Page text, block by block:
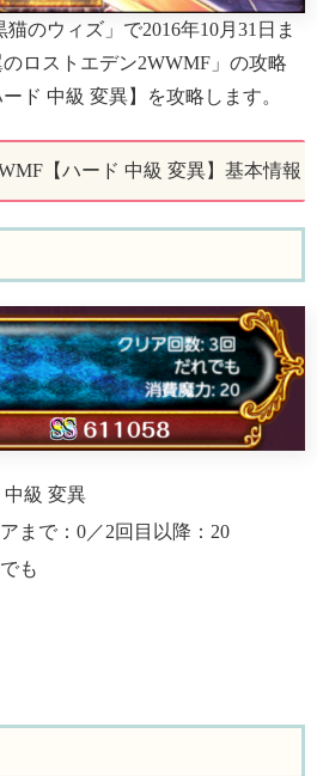
のウィズ」で2016年10月31日ま
ロストエデン2WWMF」の攻略
ド 中級 変異】を攻略します。
【ハード 中級 変異】基本情報
中級 変異
まで：0／2回目以降：20
も